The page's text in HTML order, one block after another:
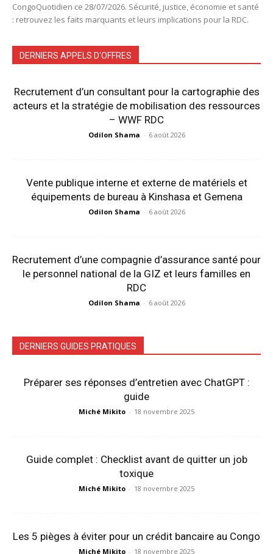
CongoQuotidien ce 28/07/2026. Sécurité, justice, économie et santé
: retrouvez les faits marquants et leurs implications pour la RDC.
DERNIERS APPELS D'OFFRES
Recrutement d’un consultant pour la cartographie des
acteurs et la stratégie de mobilisation des ressources
– WWF RDC
Odilon Shama - 6 août 2026
Vente publique interne et externe de matériels et
équipements de bureau à Kinshasa et Gemena
Odilon Shama - 6 août 2026
Recrutement d’une compagnie d’assurance santé pour
le personnel national de la GIZ et leurs familles en
RDC
Odilon Shama - 6 août 2026
DERNIERS GUIDES PRATIQUES
Préparer ses réponses d’entretien avec ChatGPT :
guide
Miché Mikito - 18 novembre 2025
Guide complet : Checklist avant de quitter un job
toxique
Miché Mikito - 18 novembre 2025
Les 5 pièges à éviter pour un crédit bancaire au Congo
Miché Mikito - 18 novembre 2025